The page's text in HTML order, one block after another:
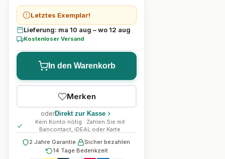
Letztes Exemplar!
Lieferung: ma 10 aug – wo 12 aug
Kostenloser Versand
In den Warenkorb
Merken
oderDirekt zur Kasse
Kein Konto nötig · Zahlen Sie mit
Bancontact, iDEAL oder Karte
2 Jahre Garantie· Sicher bezahlen
14 Tage Bedenkzeit